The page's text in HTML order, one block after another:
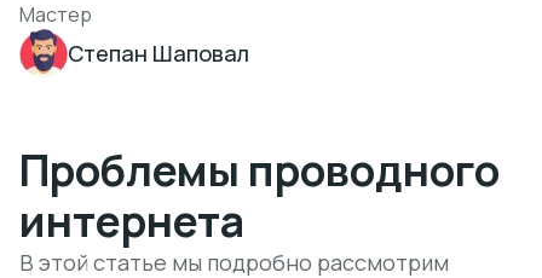
Мастер
Степан Шаповал
Проблемы проводного
интернета
В этой статье мы подробно рассмотрим